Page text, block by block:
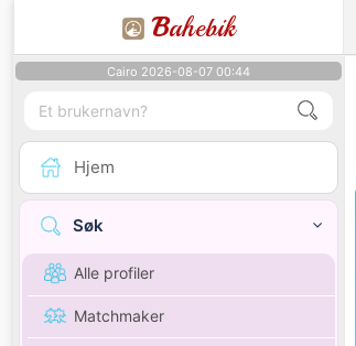
Bahebik
Cairo 2026-08-07 00:44
Hjem
Søk
Alle profiler
Matchmaker